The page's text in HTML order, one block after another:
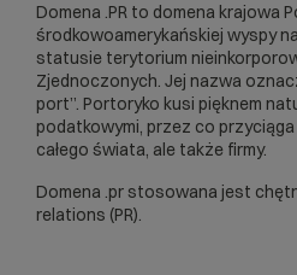
Domena .PR to domena krajowa
środkowoamerykańskiej wyspy
statusie terytorium
Zjednoczonych. Jej nazwa
port”. Portoryko kusi pięknem
podatkowymi, przez co
całego świata, ale także firmy.
Domena .pr stosowana jest
relations (PR).